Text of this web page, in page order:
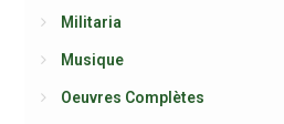
Militaria
Musique
Oeuvres Complètes